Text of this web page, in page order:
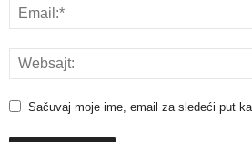
Sačuvaj moje ime, email za sledeći put